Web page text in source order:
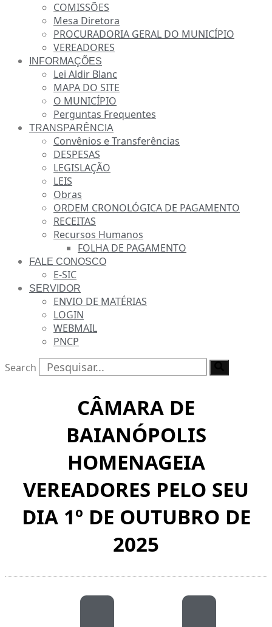
COMISSÕES
Mesa Diretora
PROCURADORIA GERAL DO MUNICÍPIO
VEREADORES
INFORMAÇÕES
Lei Aldir Blanc
MAPA DO SITE
O MUNICÍPIO
Perguntas Frequentes
TRANSPARÊNCIA
Convênios e Transferências
DESPESAS
LEGISLAÇÃO
LEIS
Obras
ORDEM CRONOLÓGICA DE PAGAMENTO
RECEITAS
Recursos Humanos
FOLHA DE PAGAMENTO
FALE CONOSCO
E-SIC
SERVIDOR
ENVIO DE MATÉRIAS
LOGIN
WEBMAIL
PNCP
Search
CÂMARA DE
BAIANÓPOLIS
HOMENAGEIA
VEREADORES PELO SEU
DIA 1º DE OUTUBRO DE
2025